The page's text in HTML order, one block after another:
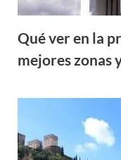
Qué ver en la
mejores zonas